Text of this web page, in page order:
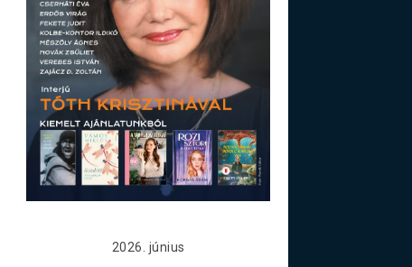
2026. június